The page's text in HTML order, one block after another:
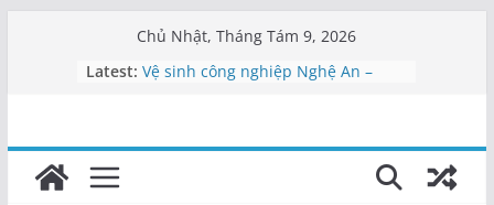
Chủ Nhật, Tháng Tám 9, 2026
Latest: Vệ sinh công nghiệp Nghệ An –
Cung cấp nhân viên vệ sinh Nghệ